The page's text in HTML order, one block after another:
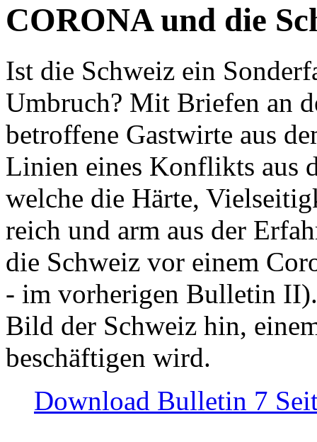
CORONA und die
Ist die Schweiz ein
Umbruch? Mit Briefen an
betroffene Gastwirte aus
Linien eines Konflikts aus
welche die Härte,
reich und arm aus der
die Schweiz vor einem
- im vorherigen Bulletin
Bild der Schweiz hin,
beschäftigen wird.
Download Bulletin 7